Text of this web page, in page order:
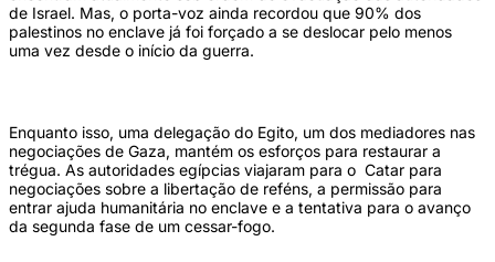
de Israel. Mas, o porta-voz ainda recordou que 90% dos
palestinos no enclave já foi forçado a se deslocar pelo menos
uma vez desde o início da guerra.
Enquanto isso, uma delegação do Egito, um dos mediadores nas
negociações de Gaza, mantém os esforços para restaurar a
trégua. As autoridades egípcias viajaram para o Catar para
negociações sobre a libertação de reféns, a permissão para
entrar ajuda humanitária no enclave e a tentativa para o avanço
da segunda fase de um cessar-fogo.